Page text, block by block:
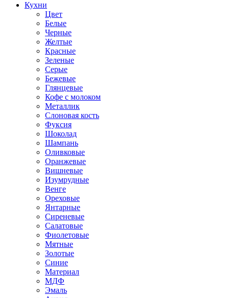
Кухни
Цвет
Белые
Черные
Желтые
Красные
Зеленые
Серые
Бежевые
Глянцевые
Кофе с молоком
Металлик
Слоновая кость
Фуксия
Шоколад
Шампань
Оливковые
Оранжевые
Вишневые
Изумрудные
Венге
Ореховые
Янтарные
Сиреневые
Салатовые
Фиолетовые
Мятные
Золотые
Синие
Материал
МДФ
Эмаль